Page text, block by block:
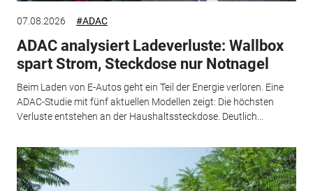
07.08.2026 #ADAC
ADAC analysiert Ladeverluste: Wallbox
spart Strom, Steckdose nur Notnagel
Beim Laden von E-Autos geht ein Teil der Energie verloren. Eine
ADAC-Studie mit fünf aktuellen Modellen zeigt: Die höchsten
Verluste entstehen an der Haushaltssteckdose. Deutlich...